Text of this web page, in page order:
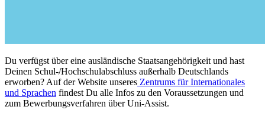
Du verfügst über eine ausländische Staatsangehörigkeit und hast
Deinen Schul-/Hochschulabschluss außerhalb Deutschlands
erworben? Auf der Website unseres Zentrums für Internationales
und Sprachen findest Du alle Infos zu den Voraussetzungen und
zum Bewerbungsverfahren über Uni-Assist.